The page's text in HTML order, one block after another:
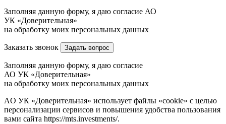
Заполняя данную форму, я даю согласие АО
УК «Доверительная»
на обработку моих персональных данных
Заказать звонок Задать вопрос
Заполняя данную форму, я даю согласие
АО УК «Доверительная»
на обработку моих персональных данных
AO УК «Доверительная» использует файлы «cookie» с целью
персонализации сервисов и повышения удобства пользования
вами сайта https://mts.investments/.